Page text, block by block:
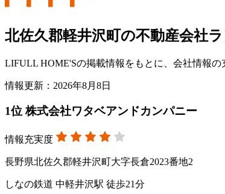
北佐久郡軽井沢町の不動産会社
LIFULL HOME'Sの掲載情報をもとに、会社情報
情報更新：2026年8月8日
1位株式会社ワタベアンドカンパニー
情報充実度
長野県北佐久郡軽井沢町大字長倉2023番地2
しなの鉄道 中軽井沢駅 徒歩21分